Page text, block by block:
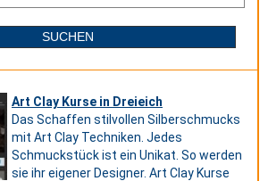
Art Clay Kurse in Dreieich
Das Schaffen stilvollen Silberschmucks
mit Art Clay Techniken. Jedes
Schmuckstück ist ein Unikat. So werden
sie ihr eigener Designer. Art Clay Kurse